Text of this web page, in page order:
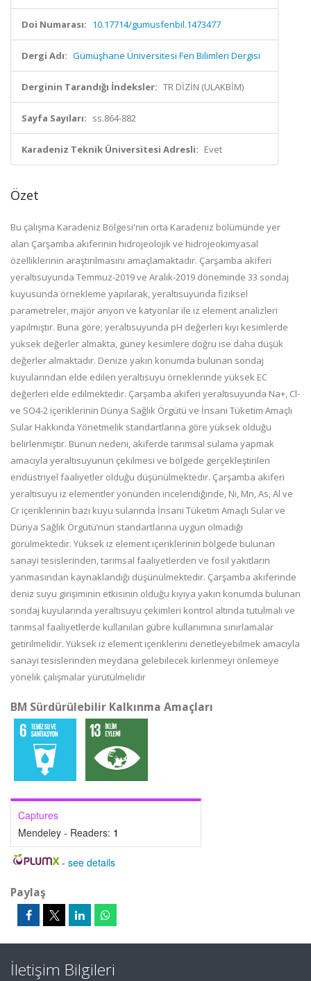
Doi Numarası: 10.17714/gumusfenbil.1473477
Dergi Adı: Gümüşhane Üniversitesi Fen Bilimleri Dergisi
Derginin Tarandığı İndeksler: TR DİZİN (ULAKBİM)
Sayfa Sayıları: ss.864-882
Karadeniz Teknik Üniversitesi Adresli: Evet
Özet
Bu çalışma Karadeniz Bölgesi'nin orta Karadeniz bölümünde yer
alan Çarşamba akiferinin hidrojeolojik ve hidrojeokimyasal
özelliklerinin araştırılmasını amaçlamaktadır. Çarşamba akiferi
yeraltısuyunda Temmuz-2019 ve Aralık-2019 döneminde 33 sondaj
kuyusunda örnekleme yapılarak, yeraltısuyunda fiziksel
parametreler, majör anyon ve katyonlar ile iz element analizleri
yapılmıştır. Buna göre; yeraltısuyunda pH değerleri kıyı kesimlerde
yüksek değerler almakta, güney kesimlere doğru ise daha düşük
değerler almaktadır. Denize yakın konumda bulunan sondaj
kuyularından elde edilen yeraltısuyu örneklerinde yüksek EC
değerleri elde edilmektedir. Çarşamba akiferi yeraltısuyunda Na+, Cl-
ve SO4-2 içeriklerinin Dünya Sağlık Örgütü ve İnsani Tüketim Amaçlı
Sular Hakkında Yönetmelik standartlarına göre yüksek olduğu
belirlenmiştir. Bunun nedeni, akiferde tarımsal sulama yapmak
amacıyla yeraltısuyunun çekilmesi ve bölgede gerçekleştirilen
endüstriyel faaliyetler olduğu düşünülmektedir. Çarşamba akiferi
yeraltısuyu iz elementler yönünden incelendiğinde, Ni, Mn, As, Al ve
Cr içeriklerinin bazı kuyu sularında İnsani Tüketim Amaçlı Sular ve
Dünya Sağlık Örgütü’nün standartlarına uygun olmadığı
görülmektedir. Yüksek iz element içeriklerinin bölgede bulunan
sanayi tesislerinden, tarımsal faaliyetlerden ve fosil yakıtların
yanmasından kaynaklandığı düşünülmektedir. Çarşamba akiferinde
deniz suyu girişiminin etkisinin olduğu kıyıya yakın konumda bulunan
sondaj kuyularında yeraltısuyu çekimleri kontrol altında tutulmalı ve
tarımsal faaliyetlerde kullanılan gübre kullanımına sınırlamalar
getirilmelidir. Yüksek iz element içeriklerini denetleyebilmek amacıyla
sanayi tesislerinden meydana gelebilecek kirlenmeyi önlemeye
yönelik çalışmalar yürütülmelidir
BM Sürdürülebilir Kalkınma Amaçları
Captures
Mendeley - Readers: 1
- see details
Paylaş
İletişim Bilgileri